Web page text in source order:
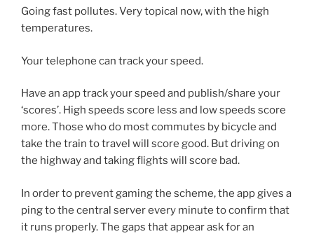
Going fast pollutes. Very topical now, with the high
temperatures.
Your telephone can track your speed.
Have an app track your speed and publish/share your
‘scores’. High speeds score less and low speeds score
more. Those who do most commutes by bicycle and
take the train to travel will score good. But driving on
the highway and taking flights will score bad.
In order to prevent gaming the scheme, the app gives a
ping to the central server every minute to confirm that
it runs properly. The gaps that appear ask for an